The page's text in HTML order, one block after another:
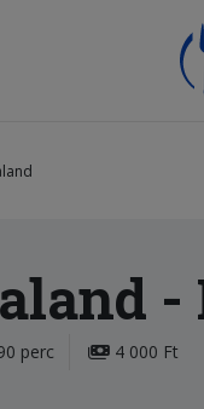
-
perc 4 000 Ft